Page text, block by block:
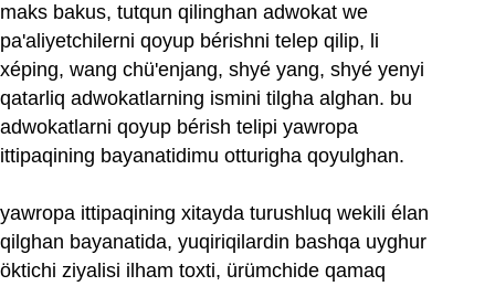
maks bakus, tutqun qilinghan adwokat we
pa'aliyetchilerni qoyup bérishni telep qilip, li
xéping, wang chü'enjang, shyé yang, shyé yenyi
qatarliq adwokatlarning ismini tilgha alghan. bu
adwokatlarni qoyup bérish telipi yawropa
ittipaqining bayanatidimu otturigha qoyulghan.
yawropa ittipaqining xitayda turushluq wekili élan
qilghan bayanatida, yuqiriqilardin bashqa uyghur
öktichi ziyalisi ilham toxti, ürümchide qamaq